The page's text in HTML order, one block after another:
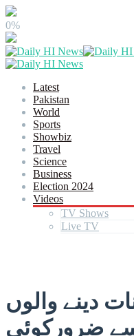
0%
Latest
Pakistan
World
Sports
Showbiz
Travel
Science
Business
Election 2024
Videos
TV Shows
Live TV
دینے والوں
ضرورکوئی